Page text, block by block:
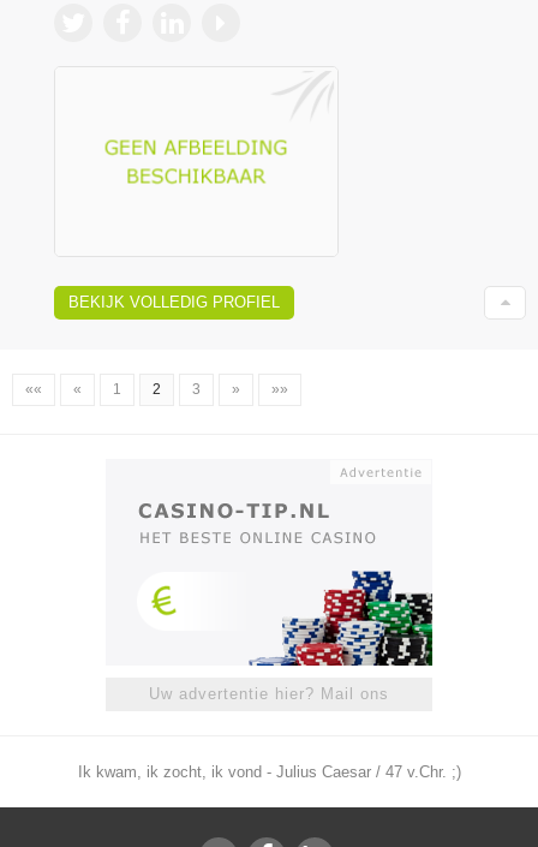
BEKIJK VOLLEDIG PROFIEL
«« « 1 2 3 » »»
Uw advertentie hier? Mail ons
Ik kwam, ik zocht, ik vond - Julius Caesar / 47 v.Chr. ;)